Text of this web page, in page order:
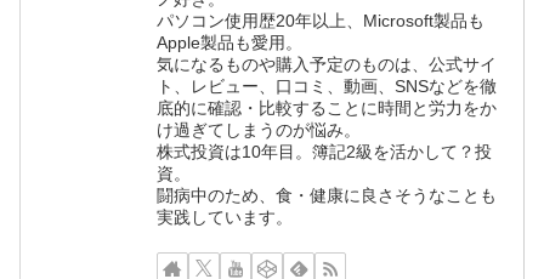
パソコン使用歴20年以上、Microsoft製品も
Apple製品も愛用。
気になるものや購入予定のものは、公式サイ
ト、レビュー、口コミ、動画、SNSなどを徹
底的に確認・比較することに時間と労力をか
け過ぎてしまうのが悩み。
株式投資は10年目。簿記2級を活かして？投
資。
闘病中のため、食・健康に良さそうなことも
実践しています。